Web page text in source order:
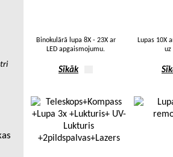
Binokulārā lupa 8X - 23X ar
LED apgaismojumu.
Sīkāk
Lupas 10X
uz